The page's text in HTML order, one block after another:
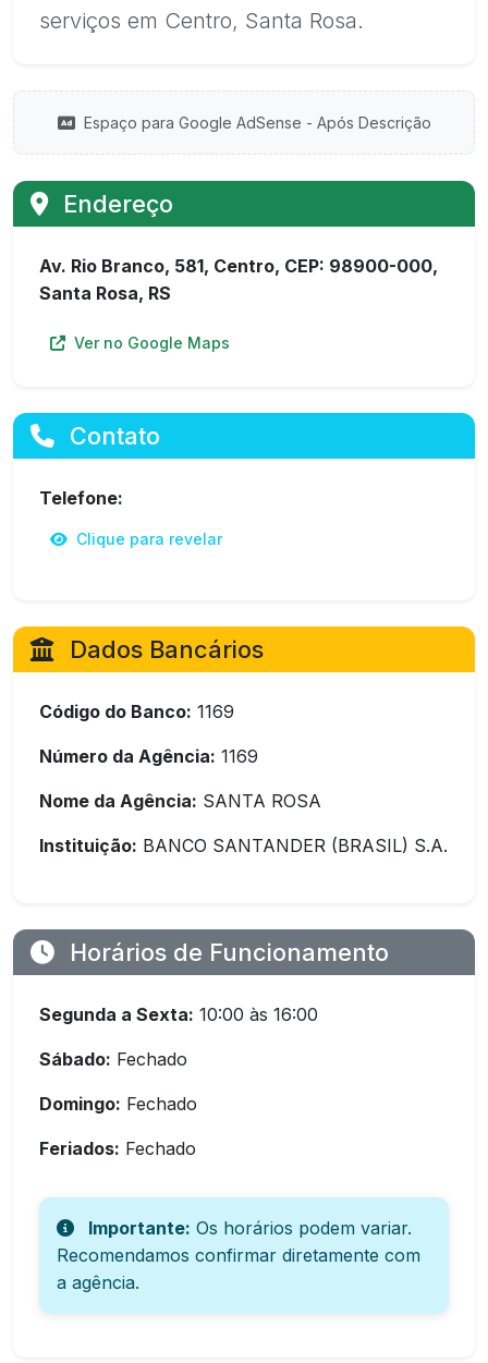
serviços em Centro, Santa Rosa.
Espaço para Google AdSense - Após Descrição
Endereço
Av. Rio Branco, 581, Centro, CEP: 98900-000,
Santa Rosa, RS
Ver no Google Maps
Contato
Telefone:
Clique para revelar
Dados Bancários
Código do Banco: 1169
Número da Agência: 1169
Nome da Agência: SANTA ROSA
Instituição: BANCO SANTANDER (BRASIL) S.A.
Horários de Funcionamento
Segunda a Sexta: 10:00 às 16:00
Sábado: Fechado
Domingo: Fechado
Feriados: Fechado
Importante: Os horários podem variar.
Recomendamos confirmar diretamente com
a agência.